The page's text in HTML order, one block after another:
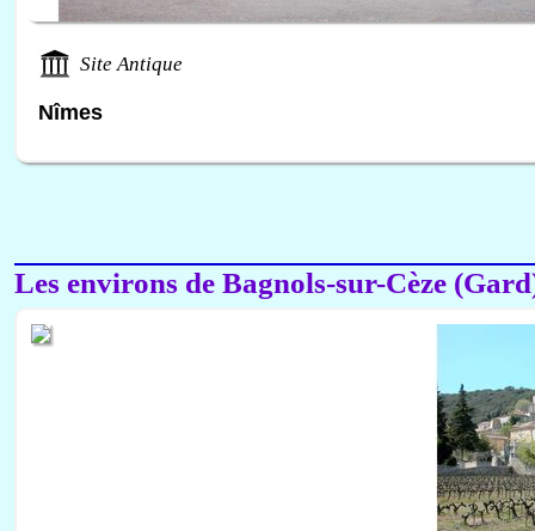
Site Antique
Nîmes
Les environs de Bagnols-sur-Cèze